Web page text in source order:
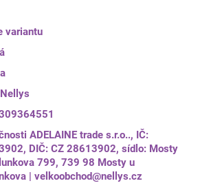
variantu
ADELAINE trade s.r.o.., IČ:
DIČ: CZ 28613902, sídlo: Mosty
799, 739 98 Mosty u
| velkoobchod@nellys.cz